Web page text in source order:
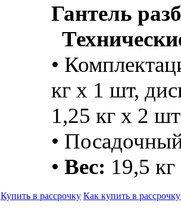
Гантель
•
кг х 1 шт,
1,25 кг х 2 шт
•
• Вес: 19,5 кг
Купить в рассрочку Как купить в